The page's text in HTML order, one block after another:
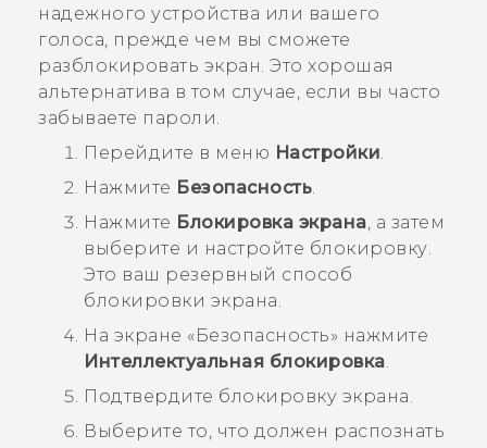
надежного устройства или вашего
голоса, прежде чем вы сможете
разблокировать экран. Это хорошая
альтернатива в том случае, если вы часто
забываете пароли.
Перейдите в меню Настройки.
Нажмите Безопасность.
Нажмите Блокировка экрана, а затем
выберите и настройте блокировку.
Это ваш резервный способ
блокировки экрана.
На экране « Безопасность» нажмите
Интеллектуальная блокировка.
Подтвердите блокировку экрана.
Выберите то, что должен распознать